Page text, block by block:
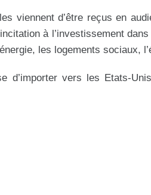
viennent d’être reçus en
à l’investissement
les logements sociaux,
d’importer vers les Etats-